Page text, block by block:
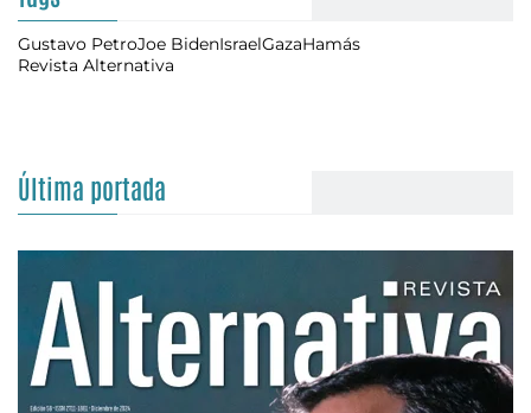
Gustavo PetroJoe BidenIsraelGazaHamás
Revista Alternativa
Última portada